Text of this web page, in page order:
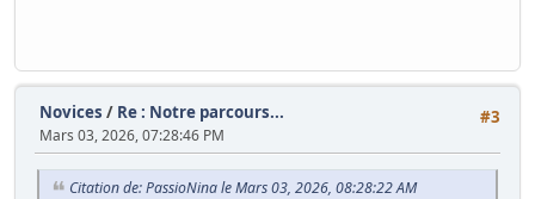
#3
Novices / Re : Notre parcours...
Mars 03, 2026, 07:28:46 PM
Citation de: PassioNina le Mars 03, 2026, 08:28:22 AM